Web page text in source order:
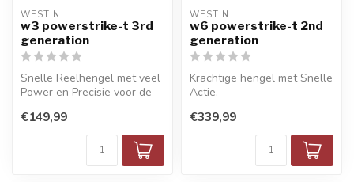
WESTIN
w3 powerstrike-t 3rd
generation
Snelle Reelhengel met veel
Power en Precisie voor de
€149,99
WESTIN
w6 powerstrike-t 2nd
generation
Krachtige hengel met Snelle
Actie.
€339,99